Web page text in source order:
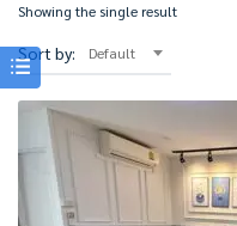
Showing the single result
Sort by: Default